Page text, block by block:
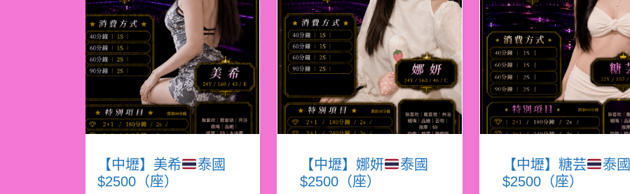
【中壢】美希
泰國
$2500（座）
【中壢】娜妍
泰國
$2500（座）
【中壢】糖芸
泰國
$2500（座）